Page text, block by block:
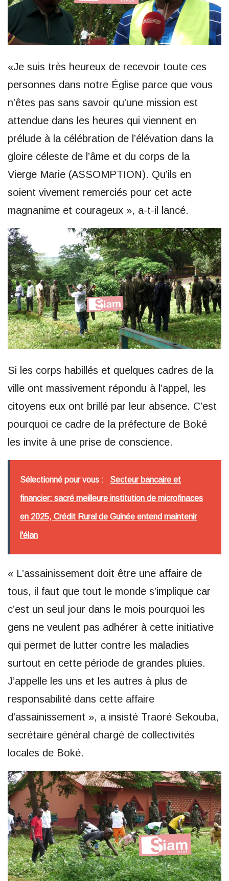
«Je suis très heureux de recevoir toute ces
personnes dans notre Église parce que vous
n’êtes pas sans savoir qu’une mission est
attendue dans les heures qui viennent en
prélude à la célébration de l’élévation dans la
gloire céleste de l’âme et du corps de la
Vierge Marie (ASSOMPTION). Qu’ils en
soient vivement remerciés pour cet acte
magnanime et courageux », a-t-il lancé.
Si les corps habillés et quelques cadres de la
ville ont massivement répondu à l’appel, les
citoyens eux ont brillé par leur absence. C’est
pourquoi ce cadre de la préfecture de Boké
les invite à une prise de conscience.
Sélectionné pour vous : Secteur bancaire et
financier: sacré meilleure institution de microfinaces
en 2025, Crédit Rural de Guinée entend maintenir
l'élan
« L’assainissement doit être une affaire de
tous, il faut que tout le monde s’implique car
c’est un seul jour dans le mois pourquoi les
gens ne veulent pas adhérer à cette initiative
qui permet de lutter contre les maladies
surtout en cette période de grandes pluies.
J’appelle les uns et les autres à plus de
responsabilité dans cette affaire
d’assainissement », a insisté Traoré Sekouba,
secrétaire général chargé de collectivités
locales de Boké.